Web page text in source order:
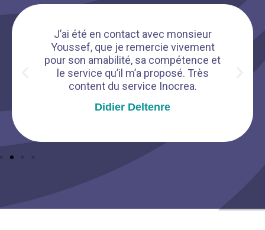
J’ai été en contact avec monsieur
Youssef, que je remercie vivement
pour son amabilité, sa compétence et
le service qu’il m’a proposé. Très
content du service Inocrea.
Didier Deltenre